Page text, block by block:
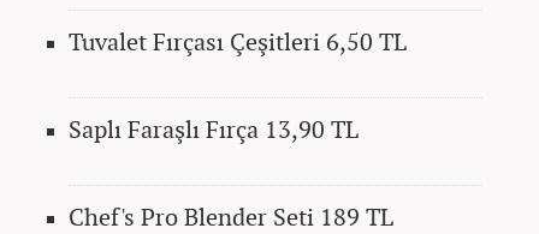
Tuvalet Fırçası Çeşitleri 6,50 TL
Saplı Faraşlı Fırça 13,90 TL
Chef's Pro Blender Seti 189 TL